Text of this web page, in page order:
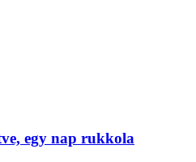
egy nap rukkola